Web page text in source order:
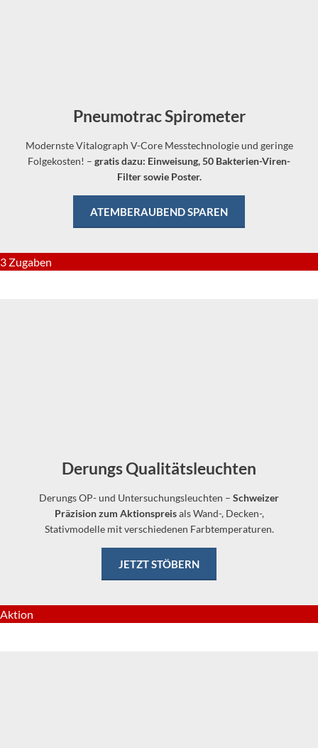
Pneumotrac Spirometer
Modernste Vitalograph V-Core Messtechnologie und geringe
Folgekosten! – gratis dazu: Einweisung, 50 Bakterien-Viren-
Filter sowie Poster.
ATEMBERAUBEND SPAREN
3 Zugaben
Derungs Qualitätsleuchten
Derungs OP- und Untersuchungsleuchten – Schweizer
Präzision zum Aktionspreisals Wand-, Decken-,
Stativmodelle mit verschiedenen Farbtemperaturen.
JETZT STÖBERN
Aktion